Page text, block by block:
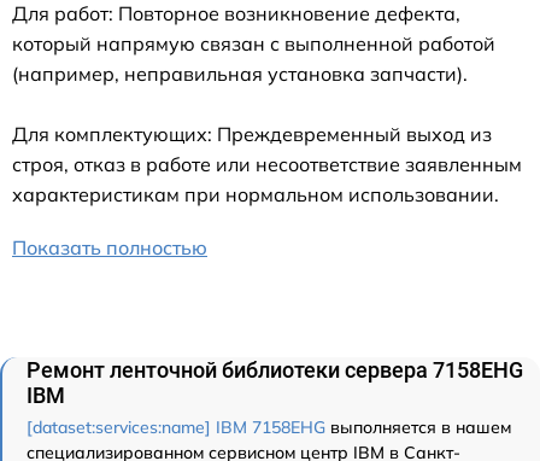
Для работ: Повторное возникновение дефекта,
который напрямую связан с выполненной работой
(например, неправильная установка запчасти).
Для комплектующих: Преждевременный выход из
строя, отказ в работе или несоответствие заявленным
характеристикам при нормальном использовании.
Показать полностью
Ремонт ленточной библиотеки сервера 7158EHG
IBM
[dataset:services:name] IBM 7158EHG выполняется в нашем
специализированном сервисном центр IBM в Санкт-